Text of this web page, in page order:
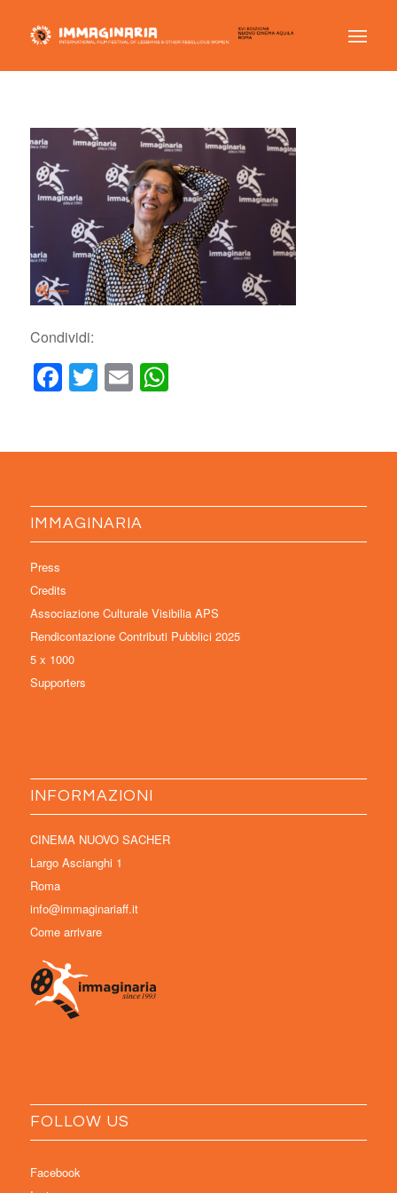
Condividi:
Facebook
Twitter
EmailWhatsApp
IMMAGINARIA
Press
Credits
Associazione Culturale Visibilia APS
Rendicontazione Contributi Pubblici 2025
5 x 1000
Supporters
INFORMAZIONI
CINEMA NUOVO SACHER
Largo Ascianghi 1
Roma
info@immaginariaff.it
Come arrivare
FOLLOW US
Facebook